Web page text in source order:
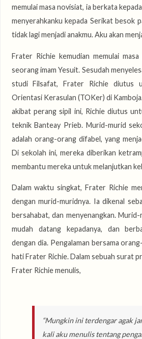
memulai masa novisiat, ia berkata
menyerahkanku kepada Serikat besok
tidak lagi menjadi anakmu. Aku akan
Frater Richie kemudian memulai masa
seorang imam Yesuit. Sesudah
studi Filsafat, Frater Richie diutus
Orientasi Kerasulan (TOKer) di
akibat perang sipil ini, Richie diutus
teknik Banteay Prieb. Murid-murid
adalah orang-orang difabel, yang
Di sekolah ini, mereka diberikan
membantu mereka untuk melanjutkan
Dalam waktu singkat, Frater Richie
dengan murid-muridnya. Ia dikenal
bersahabat, dan menyenangkan.
mudah datang kepadanya, dan
dengan dia. Pengalaman bersama
hati Frater Richie. Dalam sebuah surat
Frater Richie menulis,
“Mungkin ini terdengar agak
kali aku menulis tentang